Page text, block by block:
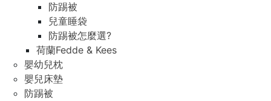
防踢被
兒童睡袋
防踢被怎麼選?
荷蘭Fedde & Kees
嬰幼兒枕
嬰兒床墊
防踢被